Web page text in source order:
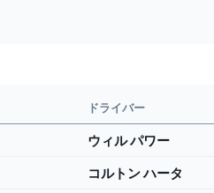
ドライバー
ウィル パワー
コルトン ハータ